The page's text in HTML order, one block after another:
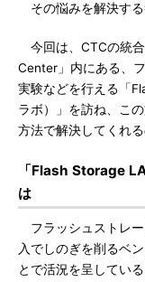
その悩みを解決する
今回は、CTCの統
Center」内にある、
実験などを行える「
ラボ）」を訪ね、こ
方法で解決してくれる
「Flash Storage
は
フラッシュストレー
入でしのぎを削るベ
とで活況を呈してい